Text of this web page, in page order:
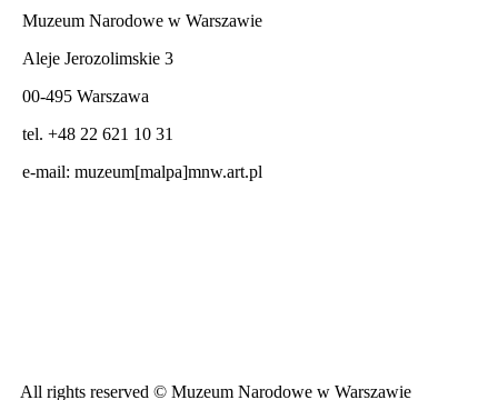
Muzeum Narodowe w Warszawie
Aleje Jerozolimskie 3
00-495 Warszawa
tel. +48 22 621 10 31
e-mail: muzeum[malpa]mnw.art.pl
All rights reserved © Muzeum Narodowe w Warszawie